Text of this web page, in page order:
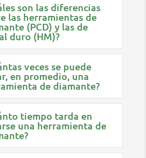
son las diferencias
las herramientas de
(PCD) y las de
duro (HM)?
veces se puede
en promedio, una
de diamante?
tiempo tarda en
una herramienta de